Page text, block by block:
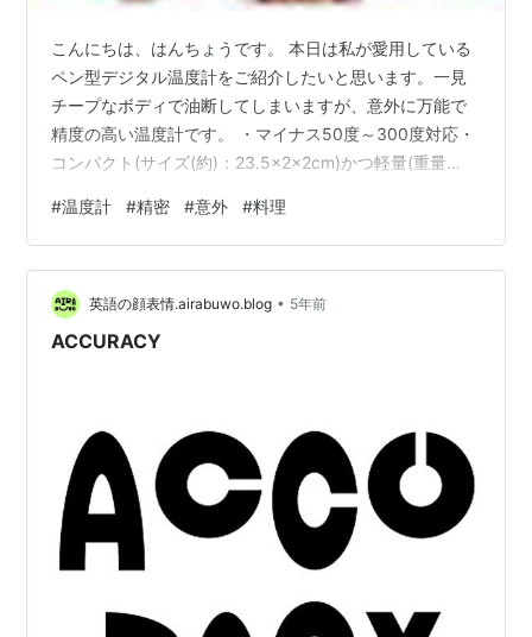
こんにちは、はんちょうです。 本日は私が愛用している
ペン型デジタル温度計をご紹介したいと思います。一見
チープなボディで油断してしまいますが、意外に万能で
精度の高い温度計です。 ・マイナス50度～300度対応・
コンパクト(サイズ(約)：23.5×2×2cm)かつ軽量(重量
較してみた結果、差は、なんと0.1度でした！（この差が
大きいかどうかは見解がわかれるかもですが）これで
1000円切るのはコスパ良いと思います！ ＨＯＬＤ(停止),
ＭＡＸ(最大)・ＭＩＮ(最小)機能もあり、とても便利だと
思います。 気になる方は是非以下のリンクから閲覧・ご
#温度計 #精密 #意外 #料理
英語の顔表情.airabuwo.blog • 5年前
ACCURACY